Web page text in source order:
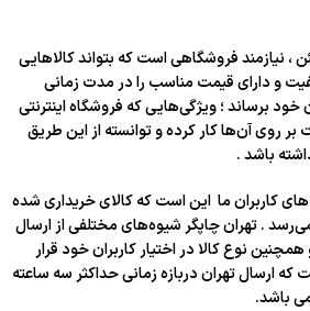
، نیازمند فروشگاهی است که بتواند کالاهایی
و دارای قیمت مناسب را در مدت زمانی
برساند ؛ ویژگی‌هایی که فروشگاه اینترنتی
روی آن‌ها کار کرده و توانسته از این طریق
باشد .
کاربران ما این است که کالای خریداری شده
. تهران چاپگر شیوه‌های مختلفی از ارسال
نوع کالا در اختیار کاربران خود قرار
ارسال تهران دربازه زمانی حداکثر سه ساعته
باشد.